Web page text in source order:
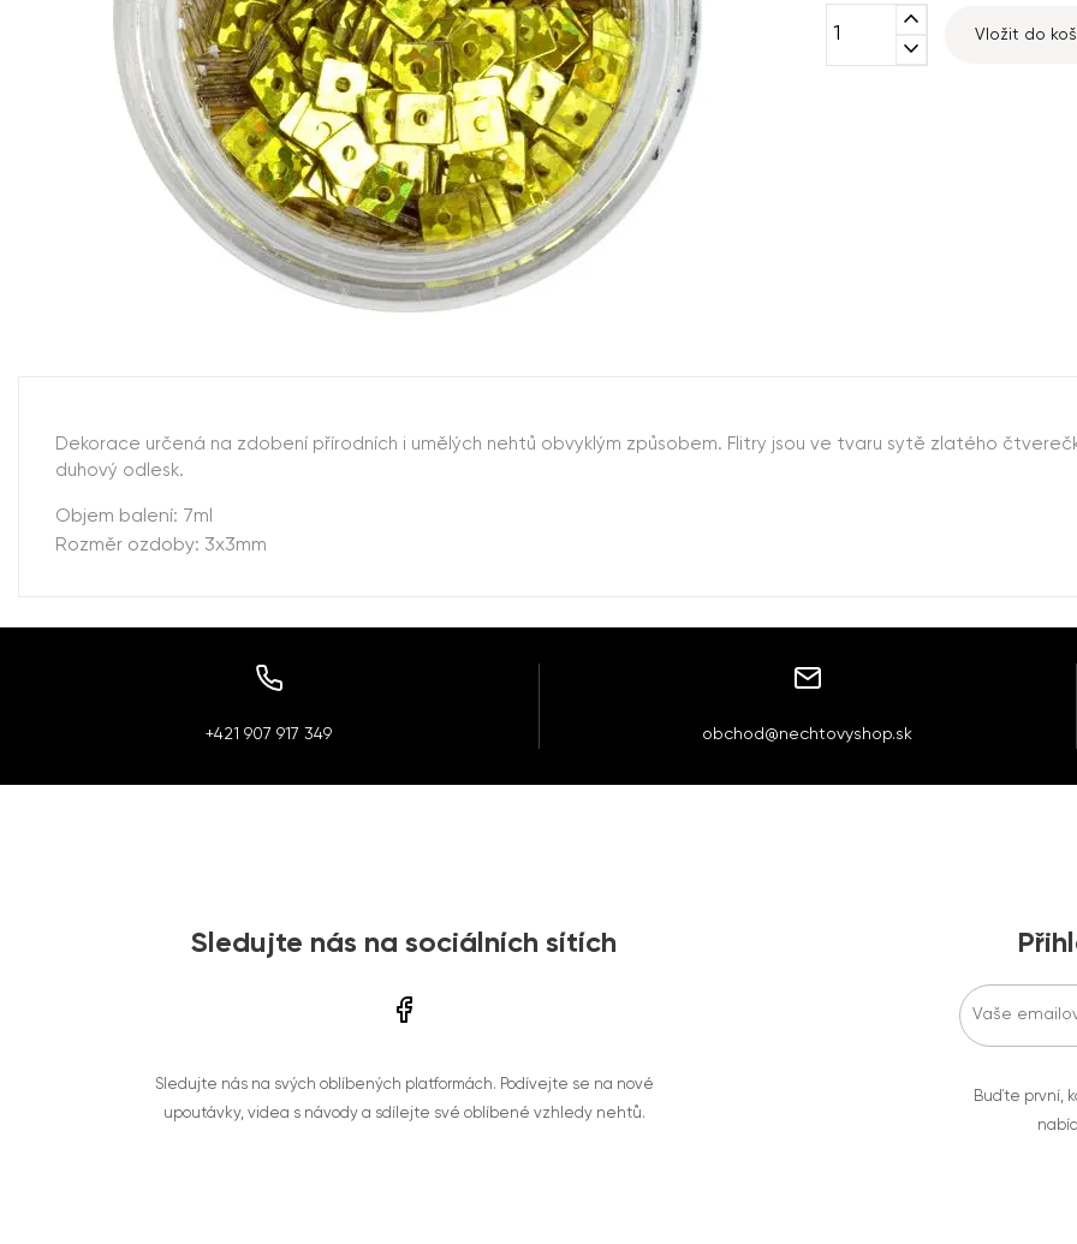
expand_less
expand_more
Vložit do
Dekorace určená na zdobení přírodních i umělých nehtů obvyklým způsobem. Flitry jsou ve tvaru sytě zlatého
duhový odlesk.
Objem balení: 7ml
Rozměr ozdoby: 3x3mm
+421 907 917 349 obchod@nechtovyshop.sk
Sledujte nás na sociálních sítích
Sledujte nás na svých oblíbených platformách. Podívejte se na nové
upoutávky, videa s návody a sdílejte své oblíbené vzhledy nehtů.
Buďte první,